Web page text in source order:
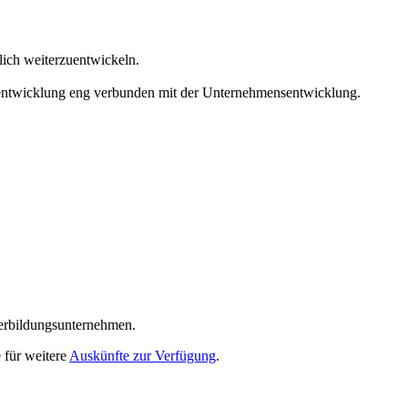
weiterzuentwickeln.
eng verbunden mit der Unternehmensentwicklung.
für weitere Auskünfte zur Verfügung.